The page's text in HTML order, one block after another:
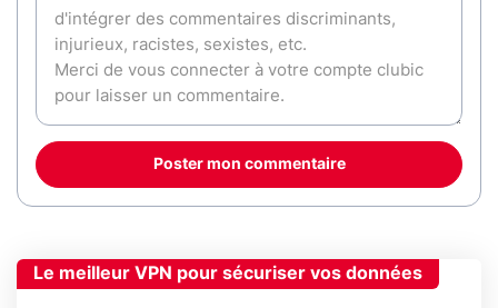
Poster mon commentaire
Le meilleur VPN pour sécuriser vos données